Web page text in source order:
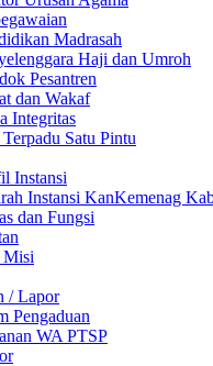
Madrasah
Haji dan Umroh
Pesantren
dan Wakaf
Integritas
Satu Pintu
Instansi
Instansi KanKemenag
dan Fungsi
/ Lapor
Pengaduan
WA PTSP